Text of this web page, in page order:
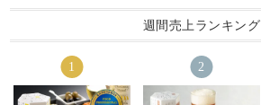
いくらい美味しい
た😊
#鮨蒲本舗河内屋 #棒S #
元祖スティックチーズ #
スティックかまぼこ #KI
GI #パッケージデザイン
お酒も進みます🤭
#ビール進む #チーズ
#北陸のお土産ロングセ
ラー
週間売上ランキング